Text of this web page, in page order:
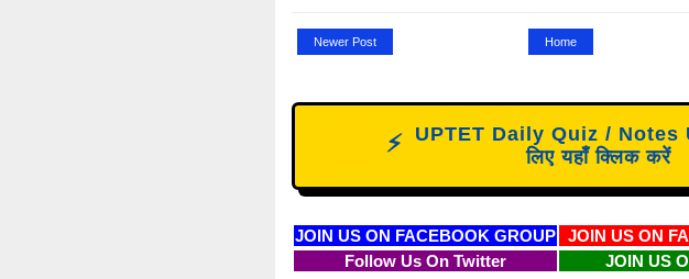
Newer Post Home
⚡
UPTET Daily Quiz / Notes
लिए यहाँ क्लिक करें
JOIN US ON FACEBOOK GROUP
JOIN US ON
Follow Us On Twitter
JOIN US